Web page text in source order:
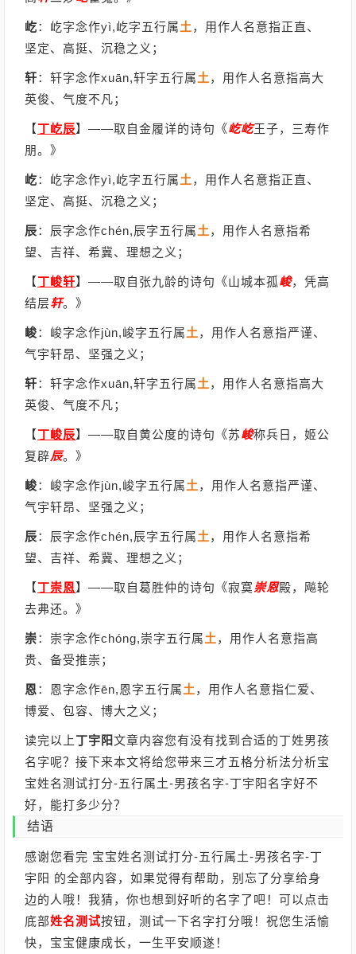
屹：屹字念作yì,屹字五行属土 ，用作人名意指正直、
坚定、高挺、沉稳之义；
轩：轩字念作xuān,轩字五行属土 ，用作人名意指高大
英俊、气度不凡；
【丁屹辰】 ——取自金履详的诗句《屹屹王子，三寿作
朋。》
屹：屹字念作yì,屹字五行属土 ，用作人名意指正直、
坚定、高挺、沉稳之义；
辰：辰字念作chén,辰字五行属土 ，用作人名意指希
望、吉祥、希冀、理想之义；
【丁峻轩】 ——取自张九龄的诗句《山城本孤峻，凭高
结层轩。》
峻：峻字念作jùn,峻字五行属土 ，用作人名意指严谨、
气宇轩昂、坚强之义；
轩：轩字念作xuān,轩字五行属土 ，用作人名意指高大
英俊、气度不凡；
【丁峻辰】 ——取自黄公度的诗句《苏峻称兵日，姬公
复辟辰。》
峻：峻字念作jùn,峻字五行属土 ，用作人名意指严谨、
气宇轩昂、坚强之义；
辰：辰字念作chén,辰字五行属土 ，用作人名意指希
望、吉祥、希冀、理想之义；
【丁崇恩】 ——取自葛胜仲的诗句《寂寞 崇恩殿，飚轮
去弗还。》
崇：崇字念作chóng,崇字五行属土 ，用作人名意指高
贵、备受推崇；
恩 ：恩字念作ēn,恩字五行属土 ，用作人名意指仁爱、
博爱、包容、博大之义；
读完以上丁宇阳文章内容您有没有找到合适的丁姓男孩
名字呢？接下来本文将给您带来三才五格分析法分析宝
宝姓名测试打分-五行属土-男孩名字-丁宇阳名字好不
好，能打多少分？
结语
感谢您看完 宝宝姓名测试打分-五行属土-男孩名字-丁
宇阳 的全部内容，如果觉得有帮助，别忘了分享给身
边的人哦！我猜，你也想到好听的名字了吧！可以点击
底部姓名测试按钮，测试一下名字打分哦！祝您生活愉
快，宝宝健康成长，一生平安顺遂！